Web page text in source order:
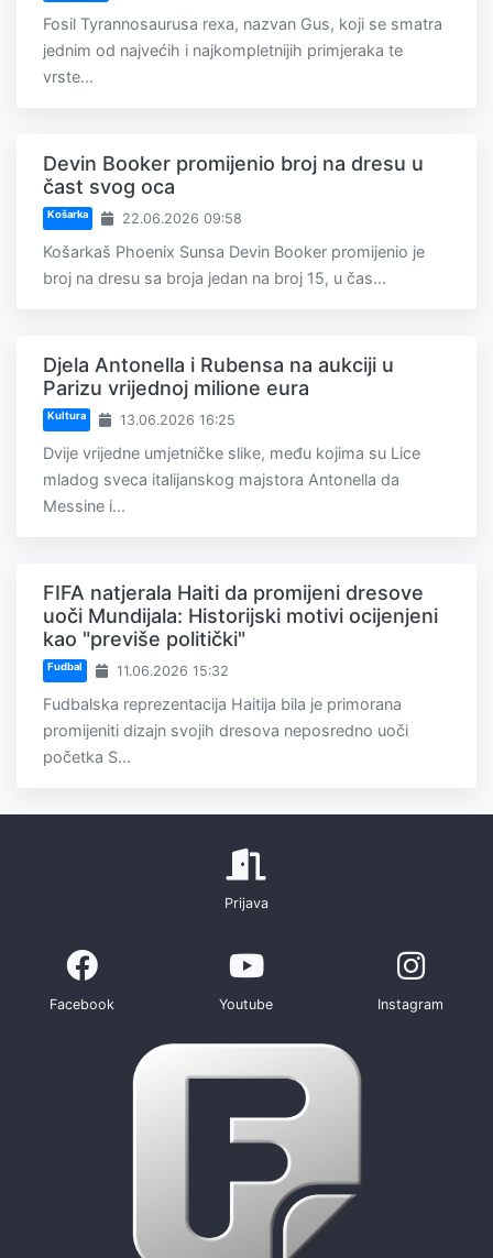
Fosil Tyrannosaurusa rexa, nazvan Gus, koji se smatra
jednim od najvećih i najkompletnijih primjeraka te
vrste...
Devin Booker promijenio broj na dresu u
čast svog oca
Košarka 22.06.2026 09:58
Košarkaš Phoenix Sunsa Devin Booker promijenio je
broj na dresu sa broja jedan na broj 15, u čas...
Djela Antonella i Rubensa na aukciji u
Parizu vrijednoj milione eura
Kultura 13.06.2026 16:25
Dvije vrijedne umjetničke slike, među kojima su Lice
mladog sveca italijanskog majstora Antonella da
Messine i...
FIFA natjerala Haiti da promijeni dresove
uoči Mundijala: Historijski motivi ocijenjeni
kao "previše politički"
Fudbal 11.06.2026 15:32
Fudbalska reprezentacija Haitija bila je primorana
promijeniti dizajn svojih dresova neposredno uoči
početka S...
Prijava
Facebook Youtube Instagram